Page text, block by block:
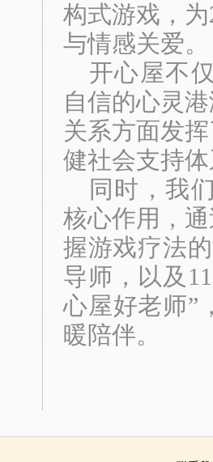
构式游戏，
与情感关爱。
开心屋不
自信的心灵
关系方面发
健社会支持
同时，我
核心作用，
握游戏疗法
导师，以及
心屋好老师”
暖陪伴。